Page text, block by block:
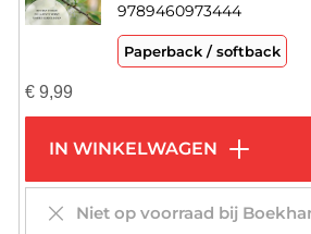
9789460973444
Paperback / softback
€9,99
IN WINKELWAGEN
Niet op voorraad bij